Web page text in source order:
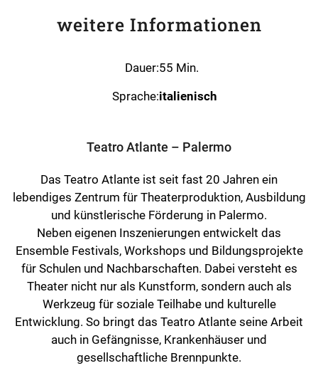
weitere Informationen
Dauer:55 Min.
Sprache:italienisch
Teatro Atlante – Palermo
Das Teatro Atlante ist seit fast 20 Jahren ein
lebendiges Zentrum für Theaterproduktion, Ausbildung
und künstlerische Förderung in Palermo.
Neben eigenen Inszenierungen entwickelt das
Ensemble Festivals, Workshops und Bildungsprojekte
für Schulen und Nachbarschaften. Dabei versteht es
Theater nicht nur als Kunstform, sondern auch als
Werkzeug für soziale Teilhabe und kulturelle
Entwicklung. So bringt das Teatro Atlante seine Arbeit
auch in Gefängnisse, Krankenhäuser und
gesellschaftliche Brennpunkte.